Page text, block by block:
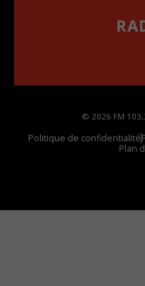
© 2026 FM
Politique de confidentialité
Plan